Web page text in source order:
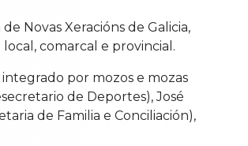
Novas Xeracións de Galicia,
comarcal e provincial.
por mozos e mozas
de Deportes), José
de Familia e Conciliación),